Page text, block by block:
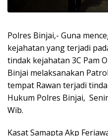
Polres Binjai,- Guna
kejahatan yang terjadi
tindak kejahatan 3C Pam
Binjai melaksanakan
tempat Rawan terjadi
Hukum Polres Binjai,
Wib.
Kasat Samapta Akp